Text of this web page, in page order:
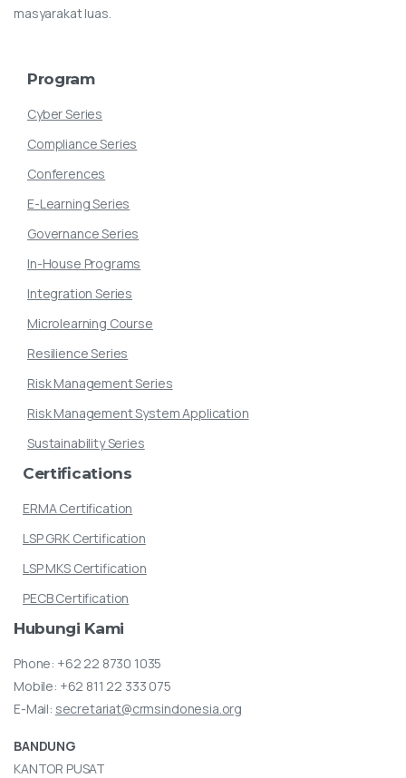
masyarakat luas.
Program
Cyber Series
Compliance Series
Conferences
E-Learning Series
Governance Series
In-House Programs
Integration Series
Microlearning Course
Resilience Series
Risk Management Series
Risk Management System Application
Sustainability Series
Certifications
ERMA Certification
LSP GRK Certification
LSP MKS Certification
PECB Certification
Hubungi Kami
Phone: +62 22 8730 1035
Mobile: +62 811 22 333 075
E-Mail: secretariat@crmsindonesia.org
BANDUNG
KANTOR PUSAT